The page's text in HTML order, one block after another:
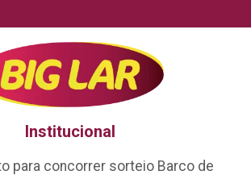
Institucional
para concorrer sorteio Barco de